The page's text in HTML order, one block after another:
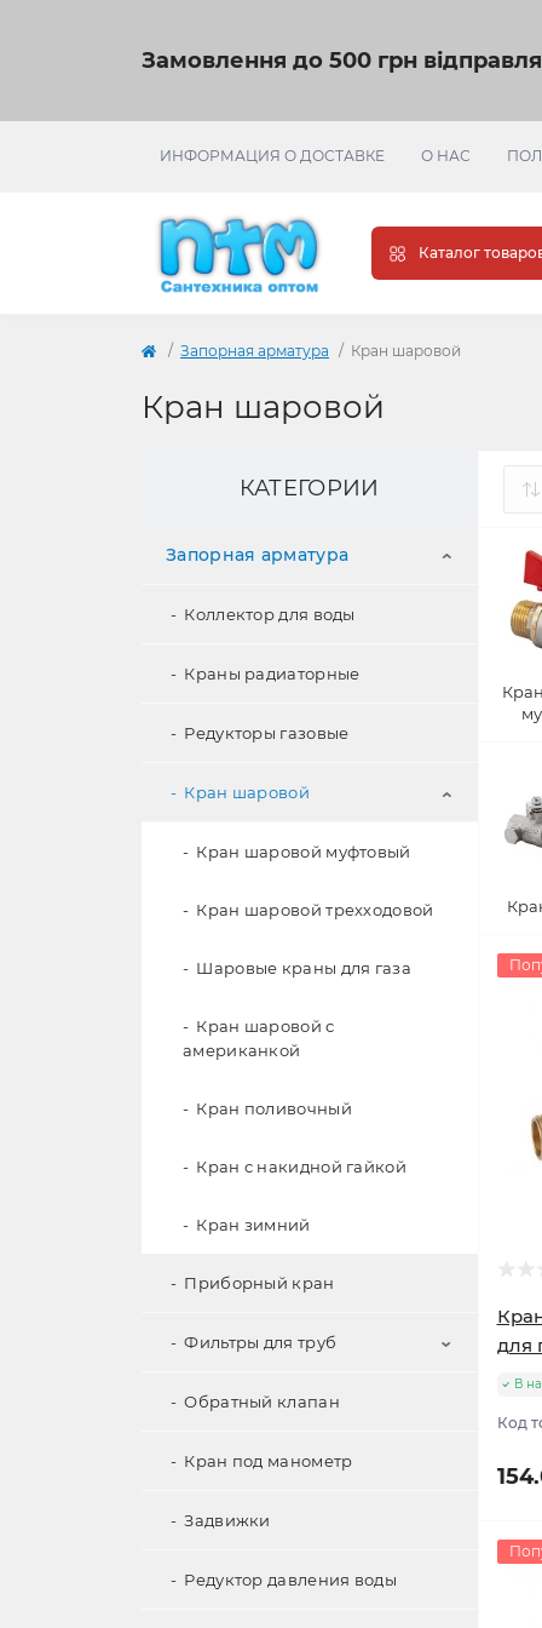
Замовлення до 500 грн
ИНФОРМАЦИЯ О ДОСТАВКЕ О НАС
Каталог
Запорная арматура Кран шаровой
Кран шаровой
КАТЕГОРИИ
Запорная арматура
Коллектор для воды
Краны радиаторные
Редукторы газовые
Кран шаровой
Кран шаровой муфтовый
Кран шаровой трехходовой
Шаровые краны для газа
Кран шаровой с
американкой
Кран поливочный
Кран с накидной гайкой
Кран зимний
Приборный кран
Фильтры для труб
Газовый фильтр для котлов и
Обратный клапан
Кран под манометр
Задвижки
Редуктор давления воды
для
В
Код